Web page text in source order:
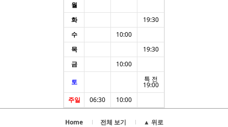
월
화
19:30
수
10:00
목
19:30
금
10:00
토 특 전
19:00
주일
06:30 10:00
Home 전체 보기
▲ 위로